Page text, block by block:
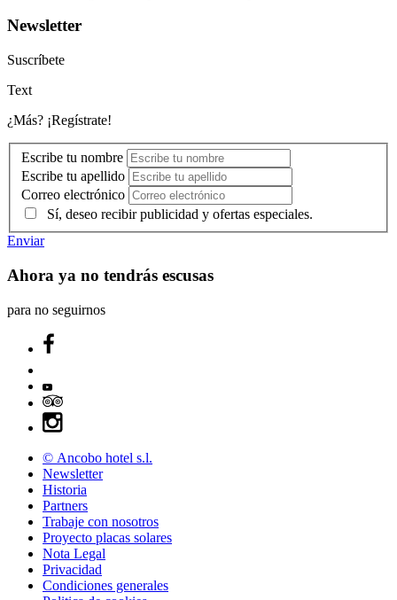
Newsletter
Suscríbete
Text
¿Más? ¡Regístrate!
Escribe tu nombre
Escribe tu apellido
Correo electrónico
Sí, deseo recibir publicidad y ofertas especiales.
Enviar
Ahora ya no tendrás escusas
para no seguirnos
© Ancobo hotel s.l.
Newsletter
Historia
Partners
Trabaje con nosotros
Proyecto placas solares
Nota Legal
Privacidad
Condiciones generales